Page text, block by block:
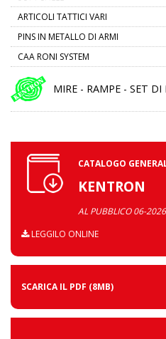
ARTICOLI TATTICI VARI
PINS IN METALLO DI ARMI
CAA RONI SYSTEM
MIRE - RAMPE - SET DI
CATALOGO
KENTRON
AL PUBBLICO 06-2026
LEGGILO ONLINE
SCARICA IL PDF (8MB)